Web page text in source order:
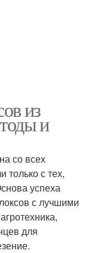
из
и
со всех
с тех,
успеха
с лучшими
для